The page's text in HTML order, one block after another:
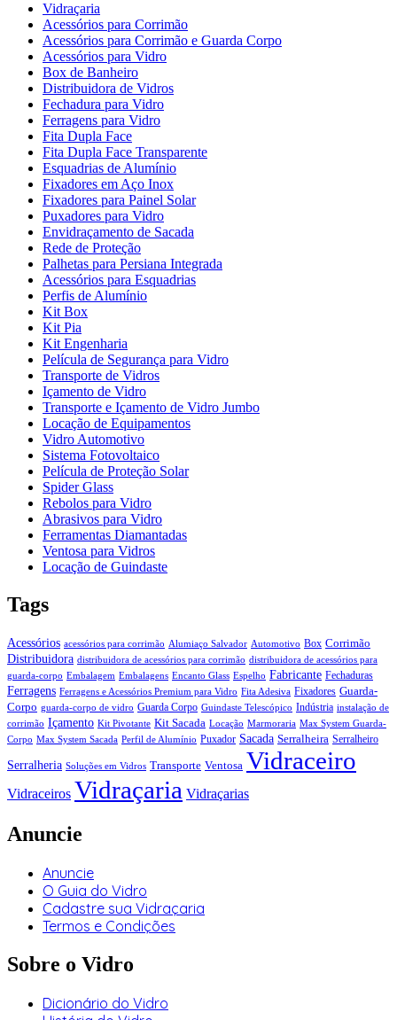
Vidraçaria
Acessórios para Corrimão
Acessórios para Corrimão e Guarda Corpo
Acessórios para Vidro
Box de Banheiro
Distribuidora de Vidros
Fechadura para Vidro
Ferragens para Vidro
Fita Dupla Face
Fita Dupla Face Transparente
Esquadrias de Alumínio
Fixadores em Aço Inox
Fixadores para Painel Solar
Puxadores para Vidro
Envidraçamento de Sacada
Rede de Proteção
Palhetas para Persiana Integrada
Acessórios para Esquadrias
Perfis de Alumínio
Kit Box
Kit Pia
Kit Engenharia
Película de Segurança para Vidro
Transporte de Vidros
Içamento de Vidro
Transporte e Içamento de Vidro Jumbo
Locação de Equipamentos
Vidro Automotivo
Sistema Fotovoltaico
Película de Proteção Solar
Spider Glass
Rebolos para Vidro
Abrasivos para Vidro
Ferramentas Diamantadas
Ventosa para Vidros
Locação de Guindaste
Tags
Acessórios acessórios para corrimão Alumiaço Salvador Automotivo Box Corrimão
Distribuidora distribuidora de acessórios para corrimão distribuidora de acessórios para
guarda-corpo Embalagem Embalagens Encanto Glass Espelho Fabricante Fechaduras
Ferragens Ferragens e Acessórios Premium para Vidro Fita Adesiva Fixadores Guarda-
Corpo guarda-corpo de vidro Guarda Corpo Guindaste Telescópico Indústria instalação de
corrimão Içamento Kit Pivotante Kit Sacada Locação Marmoraria Max System Guarda-
Corpo Max System Sacada Perfil de Alumínio Puxador Sacada Serralheira Serralheiro
Serralheria Soluções em Vidros Transporte Ventosa Vidraceiro
Vidraceiros Vidraçaria Vidraçarias
Anuncie
Anuncie
O Guia do Vidro
Cadastre sua Vidraçaria
Termos e Condições
Sobre o Vidro
Dicionário do Vidro